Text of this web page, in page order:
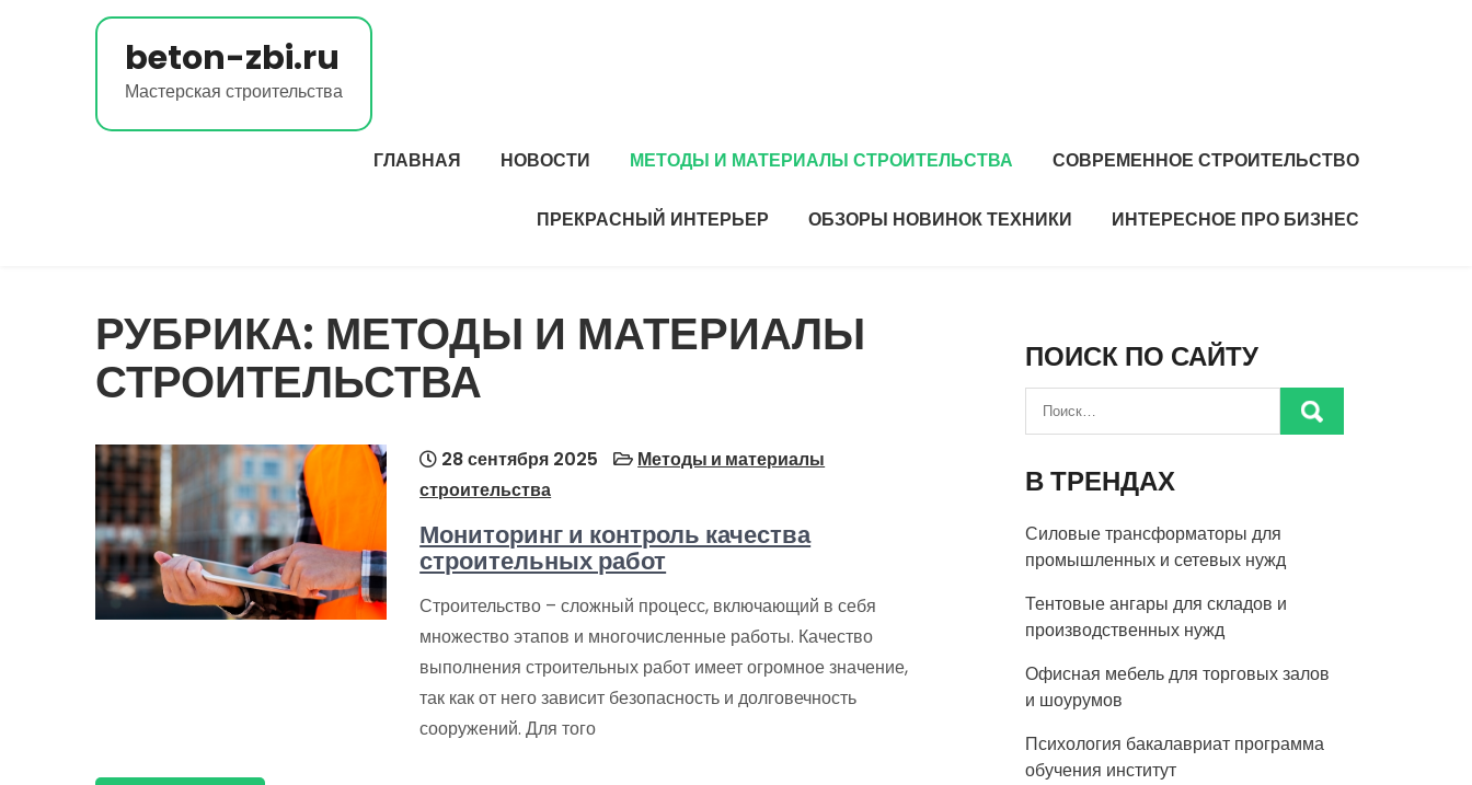
beton-zbi.ru
Мастерская строительства
ГЛАВНАЯ НОВОСТИ МЕТОДЫ И МАТЕРИАЛЫ СТРОИТЕЛЬСТВА СОВРЕМЕННОЕ СТРОИТЕЛЬСТВО
ПРЕКРАСНЫЙ ИНТЕРЬЕР ОБЗОРЫ НОВИНОК ТЕХНИКИ ИНТЕРЕСНОЕ ПРО БИЗНЕС
РУБРИКА: МЕТОДЫ И МАТЕРИАЛЫ
СТРОИТЕЛЬСТВА
28 сентября 2025
Методы и материалы
строительства
Мониторинг и контроль качества
строительных работ
Строительство – сложный процесс, включающий в себя
множество этапов и многочисленные работы. Качество
выполнения строительных работ имеет огромное значение,
так как от него зависит безопасность и долговечность
сооружений. Для того
ПОИСК ПО САЙТУ
В ТРЕНДАХ
Силовые трансформаторы для
промышленных и сетевых нужд
Тентовые ангары для складов и
производственных нужд
Офисная мебель для торговых залов
и шоурумов
Психология бакалавриат программа
обучения институт